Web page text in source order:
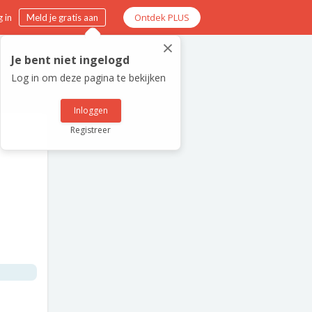
in Meld je gratis aan Ontdek PLUS
×
Je bent niet ingelogd
Log in om deze pagina te bekijken
Inloggen
Registreer